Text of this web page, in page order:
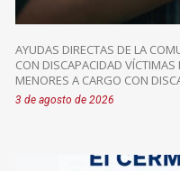
AYUDAS DIRECTAS DE LA
CON DISCAPACIDAD VÍCTIMAS
MENORES A CARGO CON
3 de agosto de 2026